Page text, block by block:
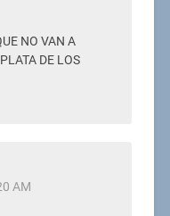
NO VAN A
DE LOS
AM